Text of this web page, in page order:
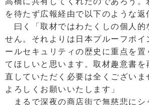
を待たず広報経由で以下のような返
曰く「取材ではわたくしの個人的
せん。それよりは日本プルーフポイ
ールセキュリティの歴史に重点を置
てほしいと思います。取材趣意書を
直していただく必要は全くござい
よろしくお願いいたします」
まるで深夜の商店街で無慈悲にシ